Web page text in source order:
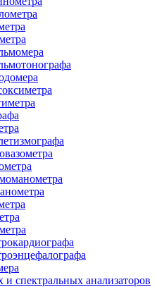
и спектральных анализаторов